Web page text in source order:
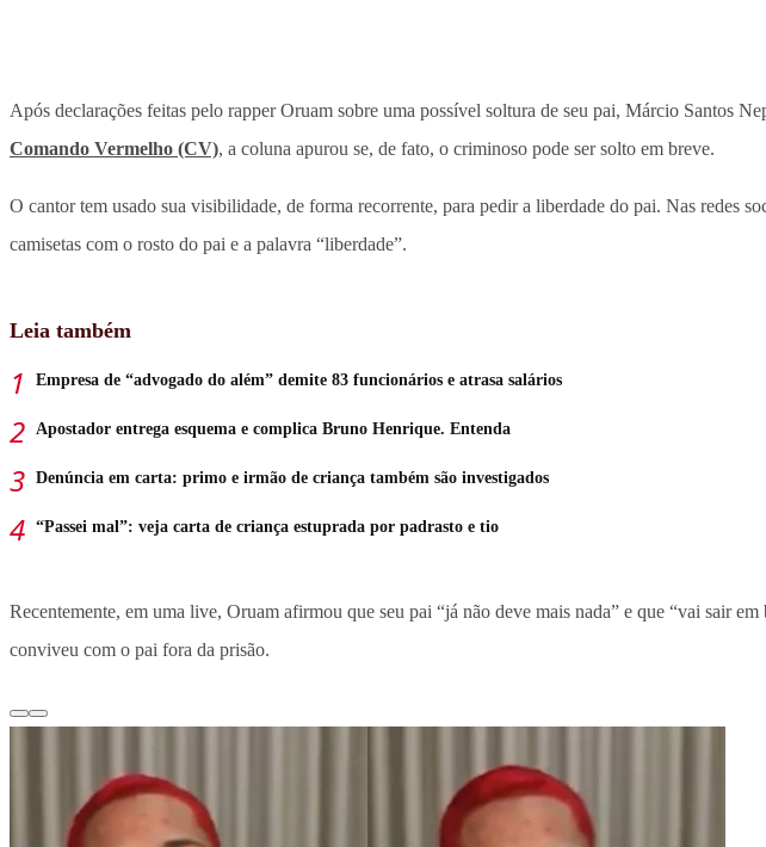
Após declarações feitas pelo rapper Oruam sobre uma possível soltura de seu pai, Márcio Santos
Comando Vermelho (CV), a coluna apurou se, de fato, o criminoso pode ser solto em breve.
O cantor tem usado sua visibilidade, de forma recorrente, para pedir a liberdade do pai. Nas redes
camisetas com o rosto do pai e a palavra “liberdade”.
Leia também
Empresa de “advogado do além” demite 83 funcionários e atrasa salários
Apostador entrega esquema e complica Bruno Henrique. Entenda
Denúncia em carta: primo e irmão de criança também são investigados
“Passei mal”: veja carta de criança estuprada por padrasto e tio
Recentemente, em uma live, Oruam afirmou que seu pai “já não deve mais nada” e que “vai sair
conviveu com o pai fora da prisão.